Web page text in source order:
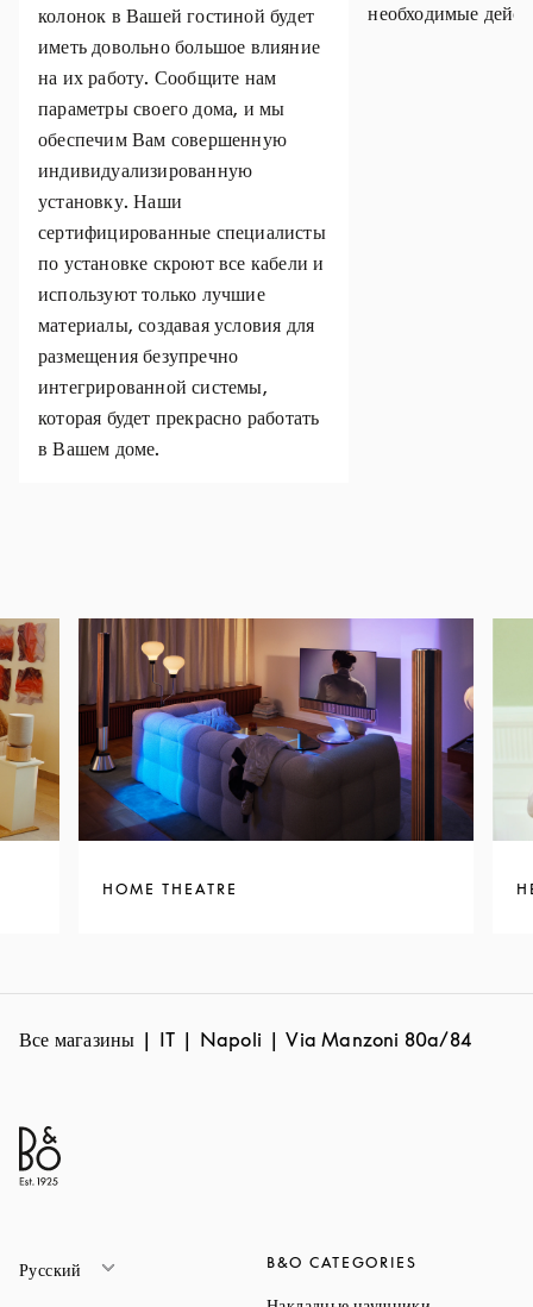
колонок в Вашей гостиной будет
иметь довольно большое влияние
на их работу. Сообщите нам
параметры своего дома, и мы
обеспечим Вам совершенную
индивидуализированную
установку. Наши
сертифицированные специалисты
по установке скроют все кабели и
используют только лучшие
материалы, создавая условия для
размещения безупречно
интегрированной системы,
которая будет прекрасно работать
в Вашем доме.
необходимые
HOME THEATRE
Все магазины IT Napoli Via Manzoni 80a/84
Русский B&O CATEGORIES